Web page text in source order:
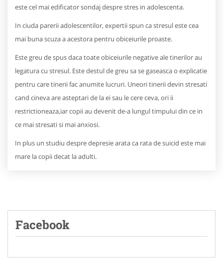
este cel mai edificator sondaj despre stres in adolescenta.
In ciuda parerii adolescentilor, expertii spun ca stresul este cea
mai buna scuza a acestora pentru obiceiurile proaste.
Este greu de spus daca toate obiceiurile negative ale tinerilor au
legatura cu stresul. Este destul de greu sa se gaseasca o explicatie
pentru care tinerii fac anumite lucruri. Uneori tinerii devin stresati
cand cineva are asteptari de la ei sau le cere ceva, ori ii
restrictioneaza,iar copii au devenit de-a lungul timpului din ce in
ce mai stresati si mai anxiosi.
In plus un studiu despre depresie arata ca rata de suicid este mai
mare la copii decat la adulti.
Facebook